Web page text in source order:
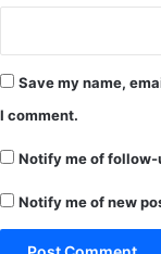
Save my name,
I comment.
Notify me of follow-
Notify me of new